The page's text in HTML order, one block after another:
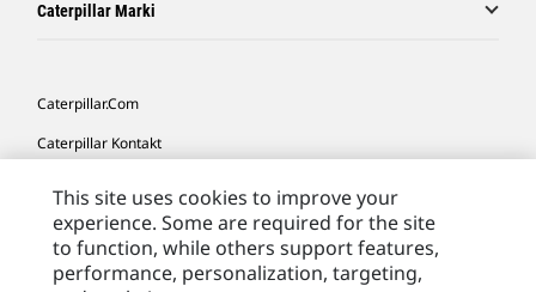
Caterpillar Marki
Caterpillar.com
Caterpillar Kontakt
Moje Preferencje Marketingowe
Site Map
This site uses cookies to improve your
experience. Some are required for the site
to function, while others support features,
performance, personalization, targeting,